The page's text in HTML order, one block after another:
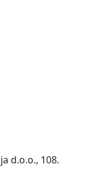
d.o.o., 108.